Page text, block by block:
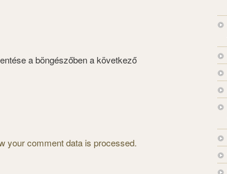
a böngészőben a következő
your comment data is processed.